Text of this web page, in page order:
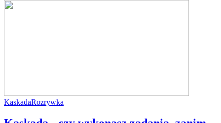
KaskadaRozrywka